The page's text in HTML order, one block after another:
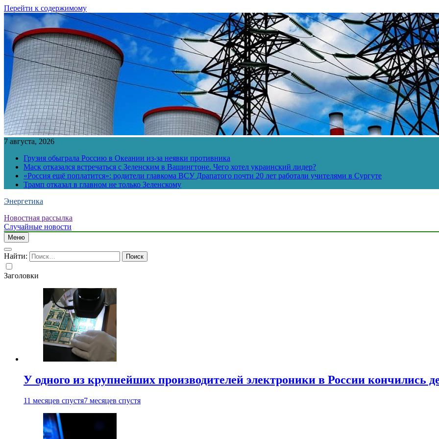
Перейти к содержимому
7 августа, 2026
Грузия обыграла Россию в Океании из-за неявки противника
Маск отказался встречаться с Зеленским в Вашингтоне. Чего хотел украинский лидер?
«Россия ещё поплатится»: родители главкома ВСУ Драпатого почти 20 лет работали учителями в Сургуте
Трамп отказал в главном не только Зеленскому
Энергетика
Новостная рассылка
Случайные новости
Меню
Найти:
Заголовки
У одного из крупнейших производителей электроники в России кончились
11 месяцев спустя7 месяцев спустя